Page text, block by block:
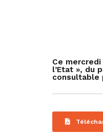
Ce
l’Etat », du
consultable